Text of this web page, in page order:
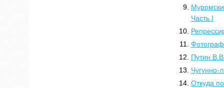
Часть I
Путин
Чугунно-
Откуда